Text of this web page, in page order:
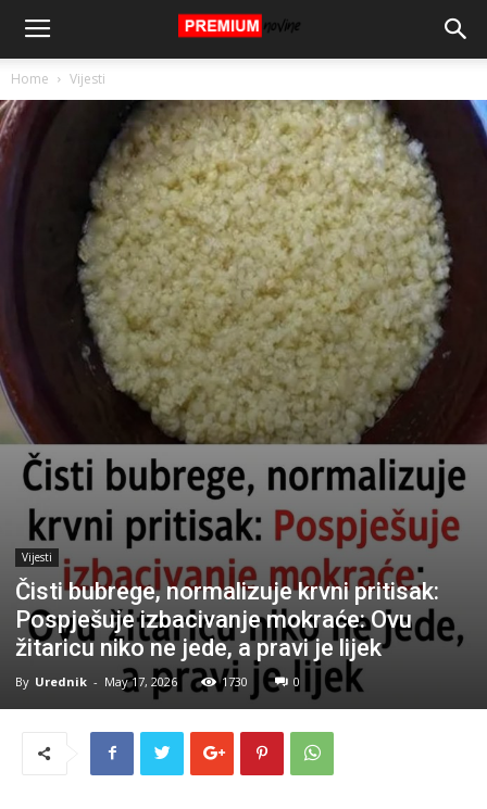
Home Vijesti
Vijesti
Čisti bubrege, normalizuje krvni pritisak:
Pospješuje izbacivanje mokraće: Ovu
žitaricu niko ne jede, a pravi je lijek
By Urednik - May 17, 2026 1730 0